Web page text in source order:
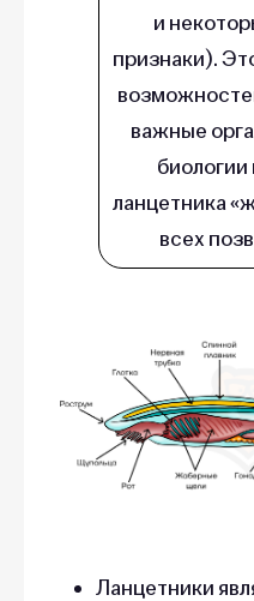
и
признаки).
важные
биологии
ланцетника
всех
Ланцетники